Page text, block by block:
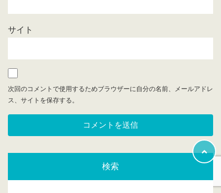
サイト
次回のコメントで使用するためブラウザーに自分の名前、メールアドレ
ス、サイトを保存する。
検索